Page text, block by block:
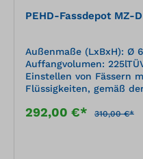
PEHD-Fassdepot MZ-D
Außenmaße (LxBxH): Ø
Auffangvolumen:
Einstellen von Fässern
Flüssigkeiten, gemäß
geschweißte
dimensioniert Material:
292,00 €* 310,00 €*